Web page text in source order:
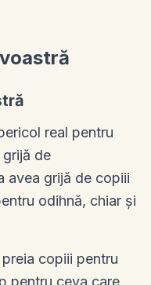
real pentru
de
avea grijă de copiii
odihnă, chiar și
copiii pentru